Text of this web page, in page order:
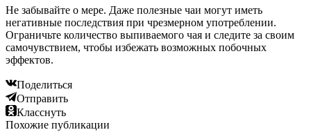
Не забывайте о мере. Даже полезные чаи могут иметь
негативные последствия при чрезмерном употреблении.
Ограничьте количество выпиваемого чая и следите за своим
самочувствием, чтобы избежать возможных побочных
эффектов.
Поделиться
Отправить
Класснуть
Похожие публикации